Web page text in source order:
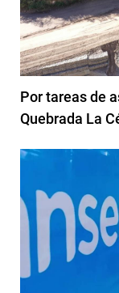
Por tareas de
Quebrada La